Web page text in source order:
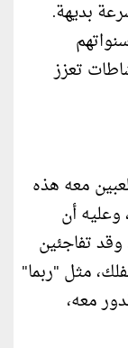
بديهة.
تعزز
معه هذه
وعليه أن
تفاجئين
مثل "ربما"
معه،